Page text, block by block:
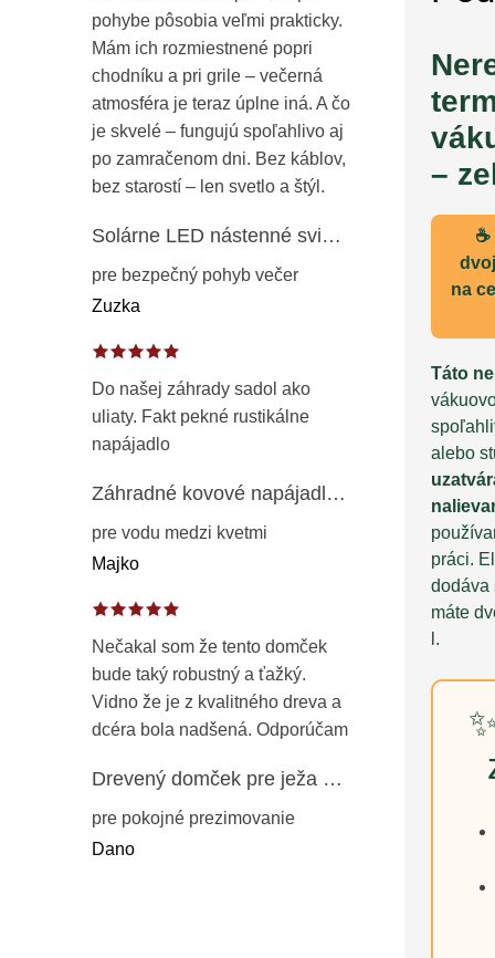
pohybe pôsobia veľmi prakticky.
Mám ich rozmiestnené popri
chodníku a pri grile – večerná
atmosféra je teraz úplne iná. A čo
je skvelé – fungujú spoľahlivo aj
po zamračenom dni. Bez káblov,
bez starostí – len svetlo a štýl.
Solárne LED nástenné svietidlo s pohybovým a súmrakovým senzorom – vonkajšie fasádne osvetlenie IP65
pre bezpečný pohyb večer
Zuzka
Do našej záhrady sadol ako
uliaty. Fakt pekné rustikálne
napájadlo
Záhradné kovové napájadlo pre vtáky 8 cm / 104 cm – dekorácia z patinovanej ocele v prírodnej hrdzi
pre vodu medzi kvetmi
Majko
Nečakal som že tento domček
bude taký robustný a ťažký.
Vidno že je z kvalitného dreva a
dcéra bola nadšená. Odporúčam
Drevený domček pre ježa – záhradný úkryt z opaľovaného dreva s vodoodolnou strechou 50 cm
pre pokojné prezimovanie
Dano
–
na
Táto
alebo
práci.
dodáva
máte
l.